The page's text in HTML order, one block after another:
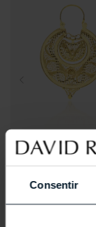
Consentir
HOUSE OF
Arrecadas